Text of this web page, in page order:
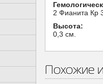
2 Фианита Кр
Высота:
0,3 см.
Похожие